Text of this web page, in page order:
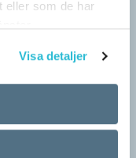
eller som de har
Visa detaljer